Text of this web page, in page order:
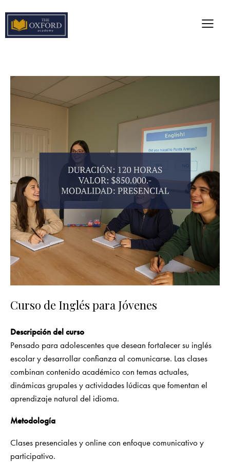
Curso de Inglés para Jóvenes
Descripción del curso
Pensado para adolescentes que desean fortalecer su inglés
escolar y desarrollar confianza al comunicarse. Las clases
combinan contenido académico con temas actuales,
dinámicas grupales y actividades lúdicas que fomentan el
aprendizaje natural del idioma.
Metodología
Clases presenciales y online con enfoque comunicativo y
participativo.